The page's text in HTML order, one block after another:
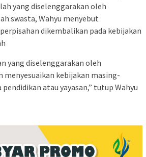
yang diselenggarakan oleh
swasta, Wahyu menyebut
dikembalikan pada kebijakan
yang diselenggarakan oleh
menyesuaikan kebijakan masing-
atau yayasan,” tutup Wahyu